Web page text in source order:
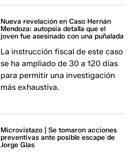
Nueva revelación en Caso Hernán
Mendoza: autopsia detalla que el
joven fue asesinado con una puñalada
La instrucción fiscal de este caso
se ha ampliado de 30 a 120 días
para permitir una investigación
más exhaustiva.
Microvistazo | Se tomaron acciones
preventivas ante posible escape de
Jorge Glas